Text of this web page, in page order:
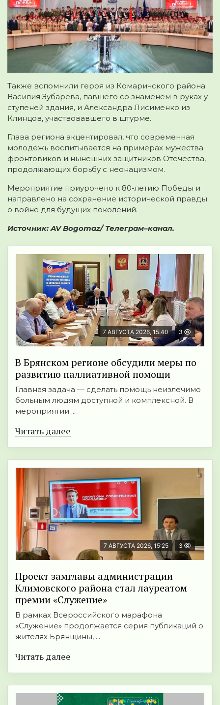
Также вспомнили героя из Комаричского района
Василия Зубарева, павшего со знаменем в руках у
ступеней здания, и Александра Лисименко из
Клинцов, участвовавшего в штурме.
Глава региона акцентировал, что современная
молодежь воспитывается на примерах мужества
фронтовиков и нынешних защитников Отечества,
продолжающих борьбу с неонацизмом.
Мероприятие приурочено к 80-летию Победы и
направлено на сохранение исторической правды
о войне для будущих поколений.
Источник: AV Bogomaz/ Телеграм–канал.
7 АВГУСТА 2026, 15:40 3
В Брянском регионе обсудили меры по
развитию паллиативной помощи
Главная задача — сделать помощь неизлечимо
больным людям доступной и комплексной. В
мероприятии ...
Читать далее
7 АВГУСТА 2026, 15:25 3
Проект замглавы администрации
Климовского района стал лауреатом
премии «Служение»
В рамках Всероссийского марафона
«Служение» продолжается серия публикаций о
жителях Брянщины, ...
Читать далее